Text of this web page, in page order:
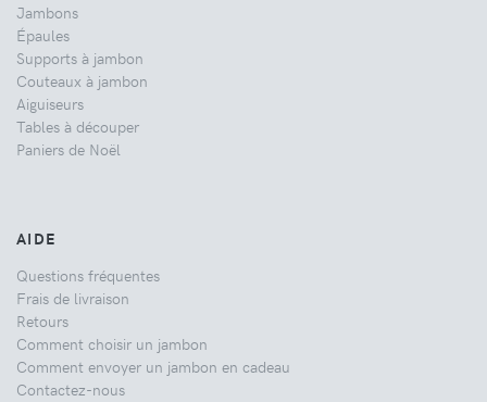
Jambons
Épaules
Supports à jambon
Couteaux à jambon
Aiguiseurs
Tables à découper
Paniers de Noël
AIDE
Questions fréquentes
Frais de livraison
Retours
Comment choisir un jambon
Comment envoyer un jambon en cadeau
Contactez-nous